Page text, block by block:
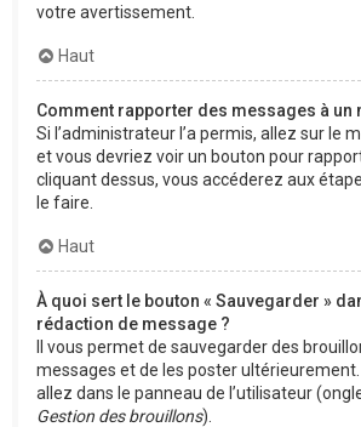
votre avertissement.
Haut
Comment rapporter des messages à un
Si l’administrateur l’a permis, allez sur le
et vous devriez voir un bouton pour
cliquant dessus, vous accéderez aux
le faire.
Haut
À quoi sert le bouton « Sauvegarder »
rédaction de message ?
Il vous permet de sauvegarder des
messages et de les poster
allez dans le panneau de l’utilisateur
Gestion des brouillons).